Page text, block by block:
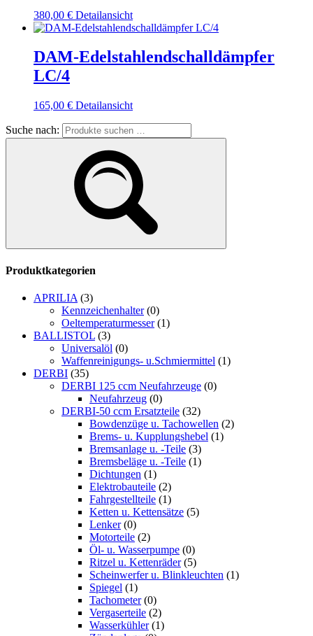
380,00 € Detailansicht
DAM-Edelstahlendschalldämpfer
LC/4
165,00 € Detailansicht
Suche nach:
Produktkategorien
APRILIA (3)
Kennzeichenhalter (0)
Oeltemperaturmesser (1)
BALLISTOL (3)
Universalöl (0)
Waffenreinigungs- u.Schmiermittel (1)
DERBI (35)
DERBI 125 ccm Neufahrzeuge (0)
Neufahrzeug (0)
DERBI-50 ccm Ersatzteile (32)
Bowdenzüge u. Tachowellen (2)
Brems- u. Kupplungshebel (1)
Bremsanlage u. -Teile (3)
Bremsbeläge u. -Teile (1)
Dichtungen (1)
Elektrobauteile (2)
Fahrgestellteile (1)
Ketten u. Kettensätze (5)
Lenker (0)
Motorteile (2)
Öl- u. Wasserpumpe (0)
Ritzel u. Kettenräder (5)
Scheinwerfer u. Blinkleuchten (1)
Spiegel (1)
Tachometer (0)
Vergaserteile (2)
Wasserkühler (1)